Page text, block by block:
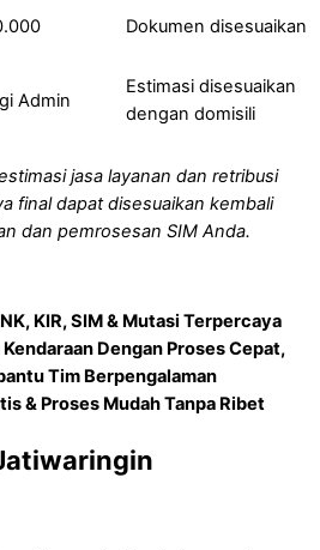
Dokumen disesuaikan
Admin
Estimasi disesuaikan
dengan domisili
jasa layanan dan retribusi
final dapat disesuaikan kembali
dan pemrosesan SIM Anda.
KIR, SIM & Mutasi Terpercaya
Dengan Proses Cepat,
Tim Berpengalaman
& Proses Mudah Tanpa Ribet